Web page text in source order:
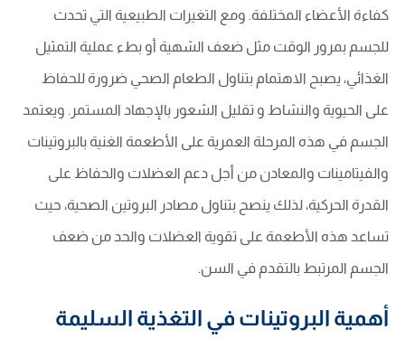
كفاءة الأعضاء المختلفة. ومع التغيرات الطبيعية التي تحدث
للجسم بمرور الوقت مثل ضعف الشهية أو بطء عملية التمثيل
الغذائي، يصبح الاهتمام بتناول الطعام الصحي ضرورة للحفاظ
على الحيوية والنشاط و تقليل الشعور بالإجهاد المستمر. ويعتمد
الجسم في هذه المرحلة العمرية على الأطعمة الغنية بالبروتينات
والفيتامينات والمعادن من أجل دعم العضلات والحفاظ على
القدرة الحركية، لذلك ينصح بتناول مصادر البروتين الصحية، حيث
تساعد هذه الأطعمة على تقوية العضلات والحد من ضعف
الجسم المرتبط بالتقدم في السن.
أهمية البروتينات في التغذية السليمة